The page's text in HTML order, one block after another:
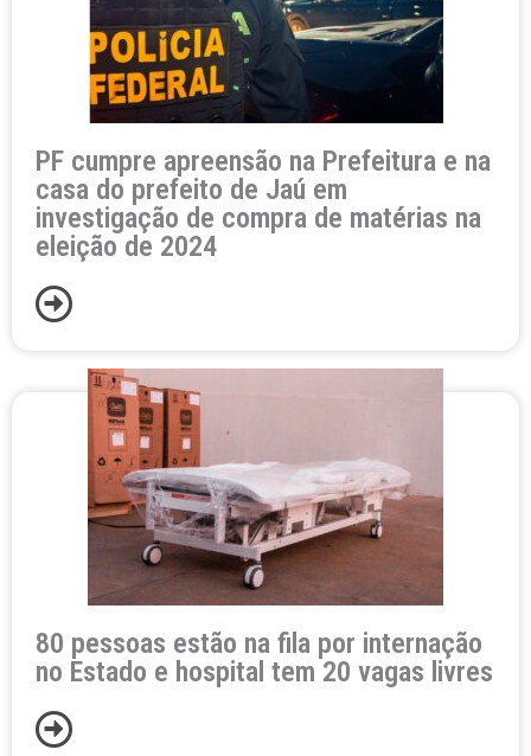
PF cumpre apreensão na Prefeitura e na
casa do prefeito de Jaú em
investigação de compra de matérias na
eleição de 2024
80 pessoas estão na fila por internação
no Estado e hospital tem 20 vagas livres